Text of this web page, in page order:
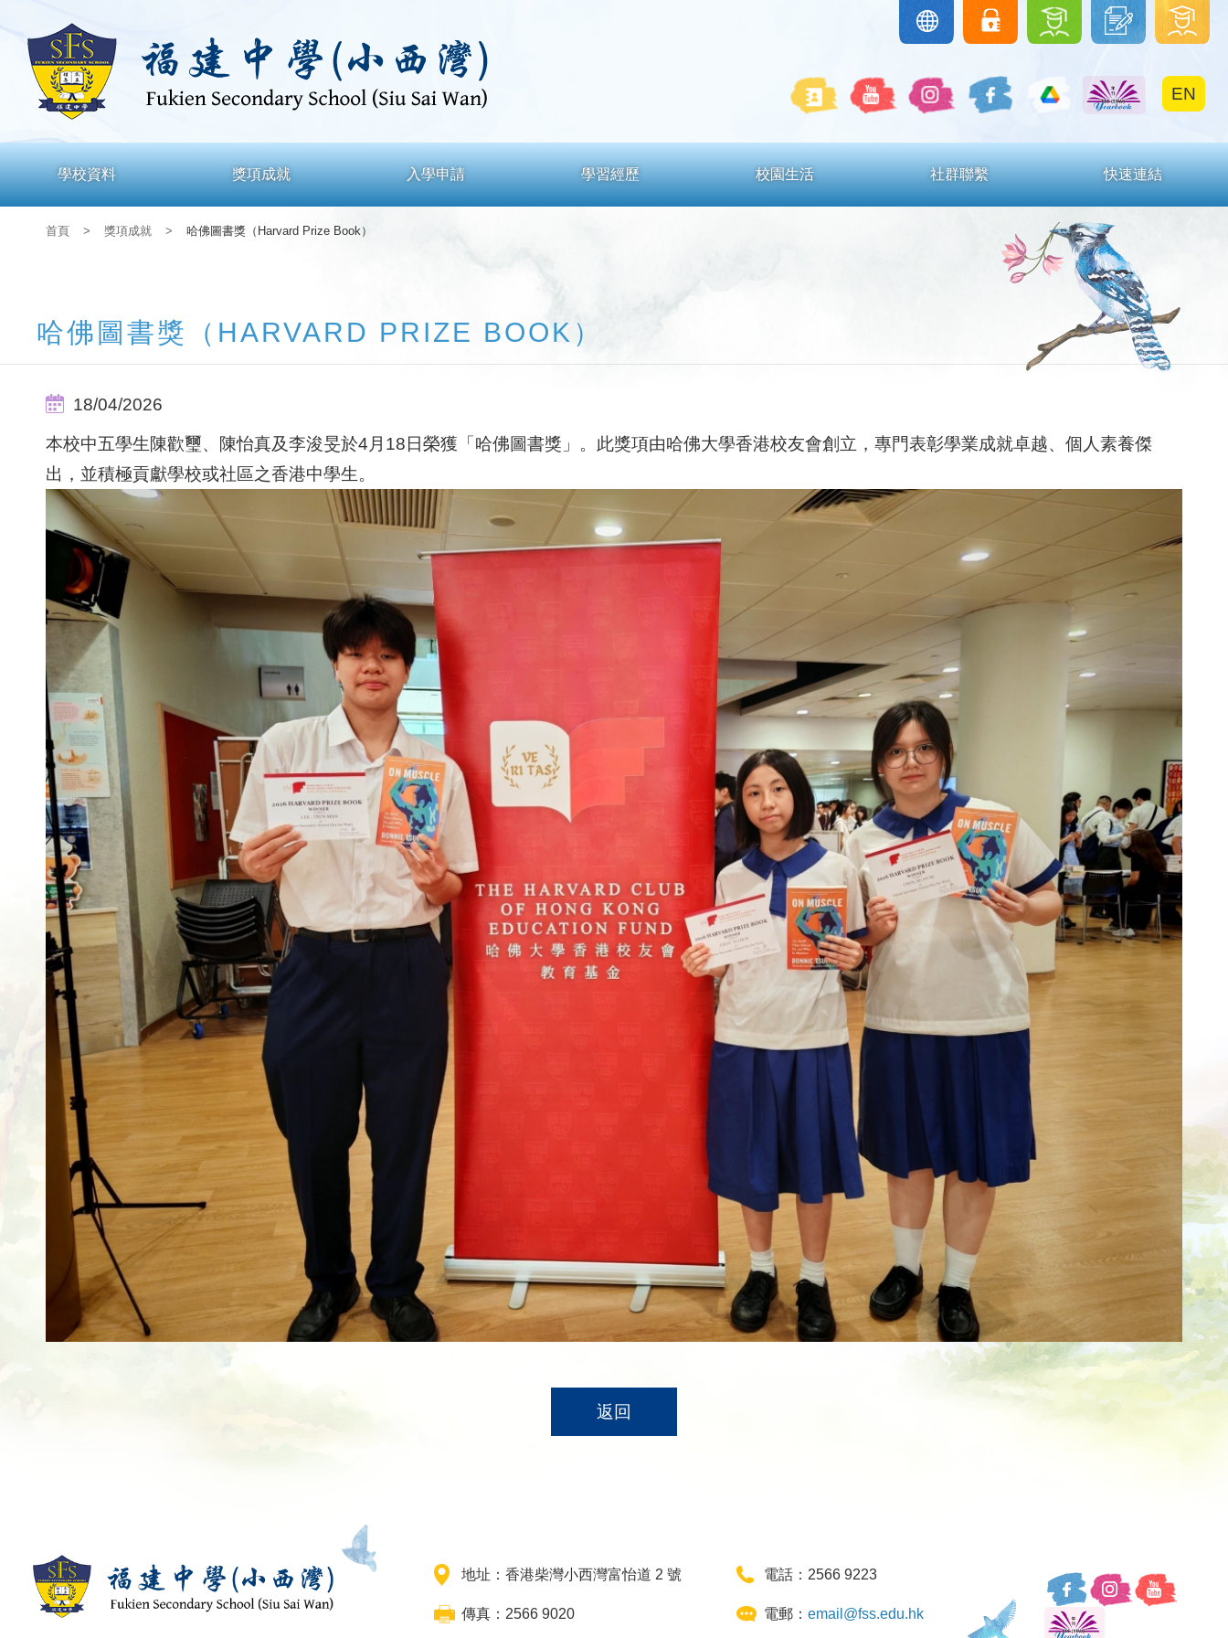
學
生
區
下
載
圖
書
eClass
Google
Classroom
EN
學校資料 獎項成就 入學申請 學習經歷 校園生活 社群聯繫 快速連結
首頁 > 獎項成就 > 哈佛圖書獎（Harvard Prize Book）
哈佛圖書獎（HARVARD PRIZE BOOK）
18/04/2026
本校中五學生陳歡璽、陳怡真及李浚旻於4月18日榮獲「哈佛圖書獎」。此獎項由哈佛大學香港校友會創立，專門表彰學業成就卓越、個人素養傑
出，並積極貢獻學校或社區之香港中學生。
返回
地址：香港柴灣小西灣富怡道 2 號 電話：2566 9223
傳真：2566 9020 電郵：email@fss.edu.hk